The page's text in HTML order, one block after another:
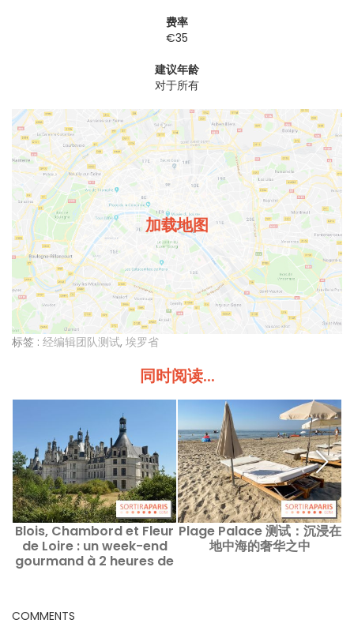
费率
€35
建议年龄
对于所有
加载地图
标签 : 经编辑团队测试, 埃罗省
同时阅读...
Blois, Chambord et Fleur
de Loire : un week-end
gourmand à 2 heures de
Plage Palace 测试：沉浸在
地中海的奢华之中
COMMENTS